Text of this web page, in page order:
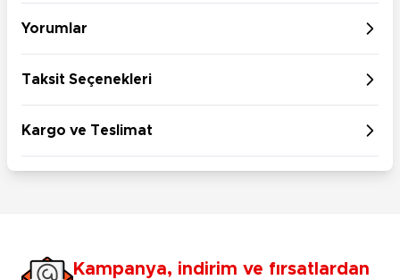
Yorumlar
Taksit Seçenekleri
Kargo ve Teslimat
Kampanya, indirim ve fırsatlardan